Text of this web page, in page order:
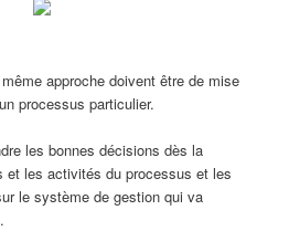
approche doivent être de mise
processus particulier.
les bonnes décisions dès la
et les activités du processus et les
le système de gestion qui va